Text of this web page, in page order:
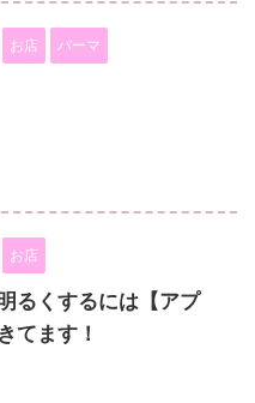
お店 パーマ
お店
るくするには【アプ
てます！